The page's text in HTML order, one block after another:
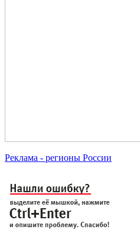
Реклама - регионы России